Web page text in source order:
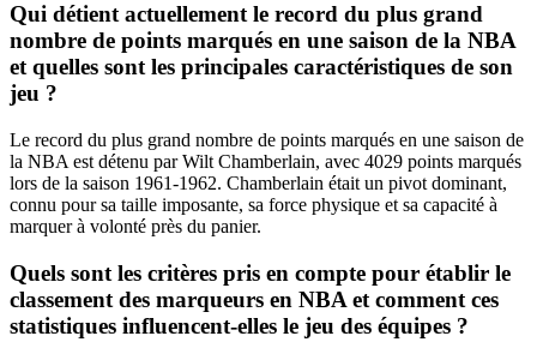
Qui détient actuellement le record du plus grand
nombre de points marqués en une saison de la NBA
et quelles sont les principales caractéristiques de son
jeu ?
Le record du plus grand nombre de points marqués en une saison de
la NBA est détenu par Wilt Chamberlain, avec 4029 points marqués
lors de la saison 1961-1962. Chamberlain était un pivot dominant,
connu pour sa taille imposante, sa force physique et sa capacité à
marquer à volonté près du panier.
Quels sont les critères pris en compte pour établir le
classement des marqueurs en NBA et comment ces
statistiques influencent-elles le jeu des équipes ?